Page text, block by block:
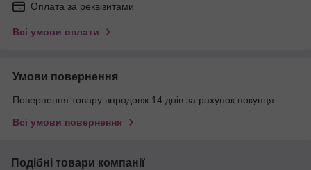
Оплата за реквізитами
Всі умови оплати
Умови повернення
Повернення товару впродовж 14 днів за рахунок покупця
Всі умови повернення
Подібні товари компанії